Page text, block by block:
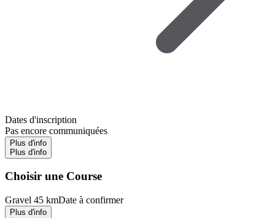
Dates d'inscription
Pas encore communiquées
Plus d'info
Plus d'info
Choisir une Course
Gravel 45 kmDate à confirmer
Plus d'info